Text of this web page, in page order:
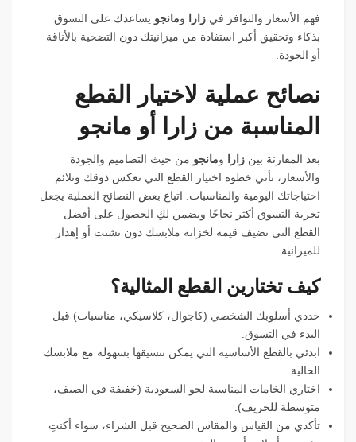
فهم الأسعار والتوافر في زارا ومانجو يساعدك على التسوق
بذكاء وتحقيق أكبر استفادة من ميزانيتك دون التضحية بالأناقة
أو الجودة.
نصائح عملية لاختيار القطع
المناسبة من زارا أو مانجو
بعد المقارنة بين زارا ومانجو من حيث التصاميم والجودة
والأسعار، تأتي خطوة اختيار القطع التي تعكس ذوقك وتلائم
احتياجاتك اليومية والمناسبات. اتباع بعض النصائح العملية يجعل
تجربة التسوق أكثر نجاحًا ويضمن لكِ الحصول على أفضل
القطع التي تضيف قيمة لخزانة ملابسك دون تشتت أو إهدار
للميزانية.
كيف تختارين القطع المثالية؟
حددي أسلوبك الشخصي (كاجوال، كلاسيكي، مناسبات) قبل
البدء في التسوق.
ابدئي بالقطع الأساسية التي يمكن تنسيقها بسهولة مع ملابسك
الحالية.
اختاري الخامات المناسبة لجو السعودية (خفيفة في الصيف،
متوسطة للخريف).
تأكدي من القياس والمقاس الصحيح قبل الشراء، سواء أكنتِ